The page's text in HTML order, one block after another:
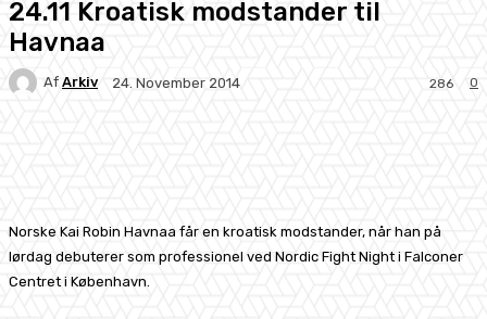
24.11 Kroatisk modstander til
Havnaa
Af Arkiv 24. November 2014 0
286
Norske Kai Robin Havnaa får en kroatisk modstander, når han på
lørdag debuterer som professionel ved Nordic Fight Night i Falconer
Centret i København.